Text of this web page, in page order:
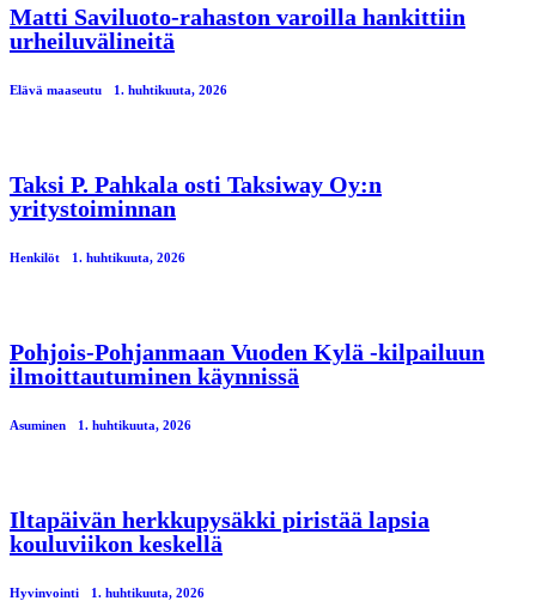
Matti Saviluoto-rahaston varoilla hankittiin
urheiluvälineitä
Elävä maaseutu 1. huhtikuuta, 2026
Taksi P. Pahkala osti Taksiway Oy:n
yritystoiminnan
Henkilöt 1. huhtikuuta, 2026
Pohjois-Pohjanmaan Vuoden Kylä -kilpailuun
ilmoittautuminen käynnissä
Asuminen 1. huhtikuuta, 2026
Iltapäivän herkkupysäkki piristää lapsia
kouluviikon keskellä
Hyvinvointi 1. huhtikuuta, 2026